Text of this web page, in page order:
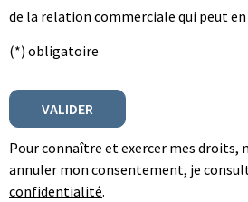
de la relation commerciale qui peut
(*) obligatoire
Pour connaître et exercer mes
annuler mon consentement, je
confidentialité.